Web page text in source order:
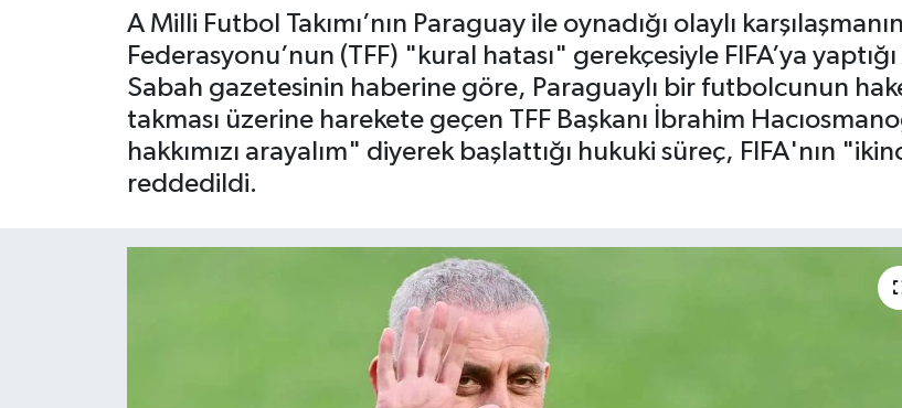
A Milli Futbol Takımı’nın Paraguay ile oynadığı olaylı
Federasyonu’nun (TFF) "kural hatası" gerekçesiyle FIFA’ya
Sabah gazetesinin haberine göre, Paraguaylı bir futbolcunun
takması üzerine harekete geçen TFF Başkanı İbrahim
hakkımızı arayalım" diyerek başlattığı hukuki süreç, FIFA'nın
reddedildi.